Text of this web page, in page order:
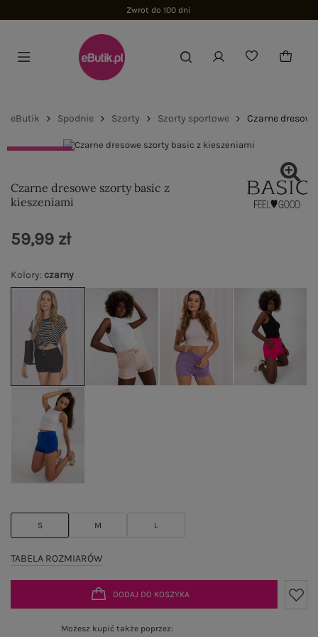
Zwrot do 100 dni
eButik Spodnie Szorty Szorty sportowe Czarne
Czarne dresowe szorty basic z
kieszeniami
Kolory: czarny
S M L
TABELA ROZMIARÓW
59,99 zł
DODAJ DO KOSZYKA
Możesz kupić także poprzez: